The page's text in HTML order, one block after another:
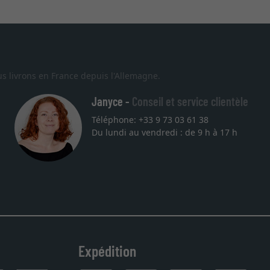
livrons en France depuis l'Allemagne.
Janyce - Conseil et service clientèle
Téléphone: +33 9 73 03 61 38
Du lundi au vendredi : de 9 h à 17 h
Expédition